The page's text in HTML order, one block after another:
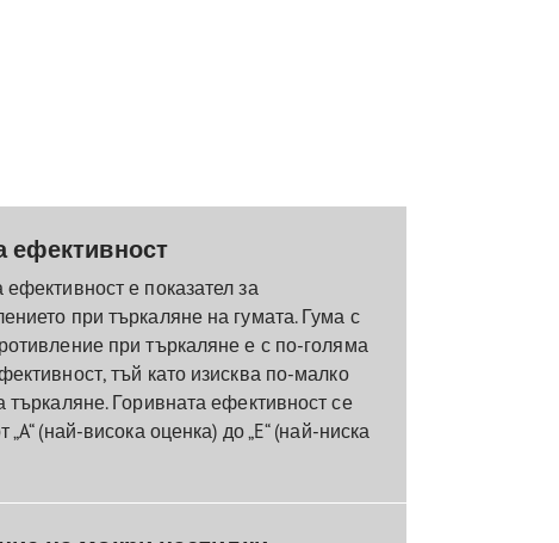
ефективност
ефективност е показател за
при търкаляне на гумата. Гума с
при търкаляне е с по-голяма
тъй като изисква по-малко
търкаляне. Горивната ефективност се
„A“ (най-висока оценка) до „E“ (най-ниска